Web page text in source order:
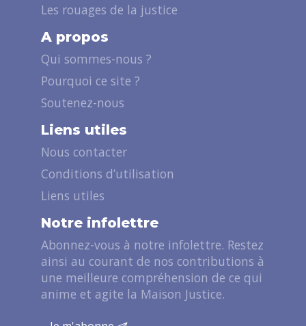
Les rouages de la justice
A propos
Qui sommes-nous ?
Pourquoi ce site ?
Soutenez-nous
Liens utiles
Nous contacter
Conditions d’utilisation
Liens utiles
Notre infolettre
Abonnez-vous à notre infolettre. Restez
ainsi au courant de nos contributions à
une meilleure compréhension de ce qui
anime et agite la Maison Justice.